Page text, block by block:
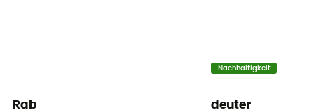
Rab
Nachhaltigkeit
deuter